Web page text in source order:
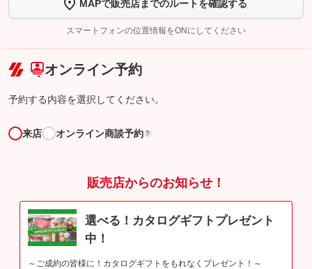
トーク画面で
ボタンをタップして問い合わせを
完了してください。
こちら
MAPで販売店までのルートを確認する
スマートフォンの位置情報をONにしてください
オンライン予約
予約する内容を選択してください。
来店 オンライン商談予約 ?
販売店からのお知らせ！
選べる！カタログギフトプレゼント
中！
～ご成約の皆様に！カタログギフトをもれなくプレゼント！～